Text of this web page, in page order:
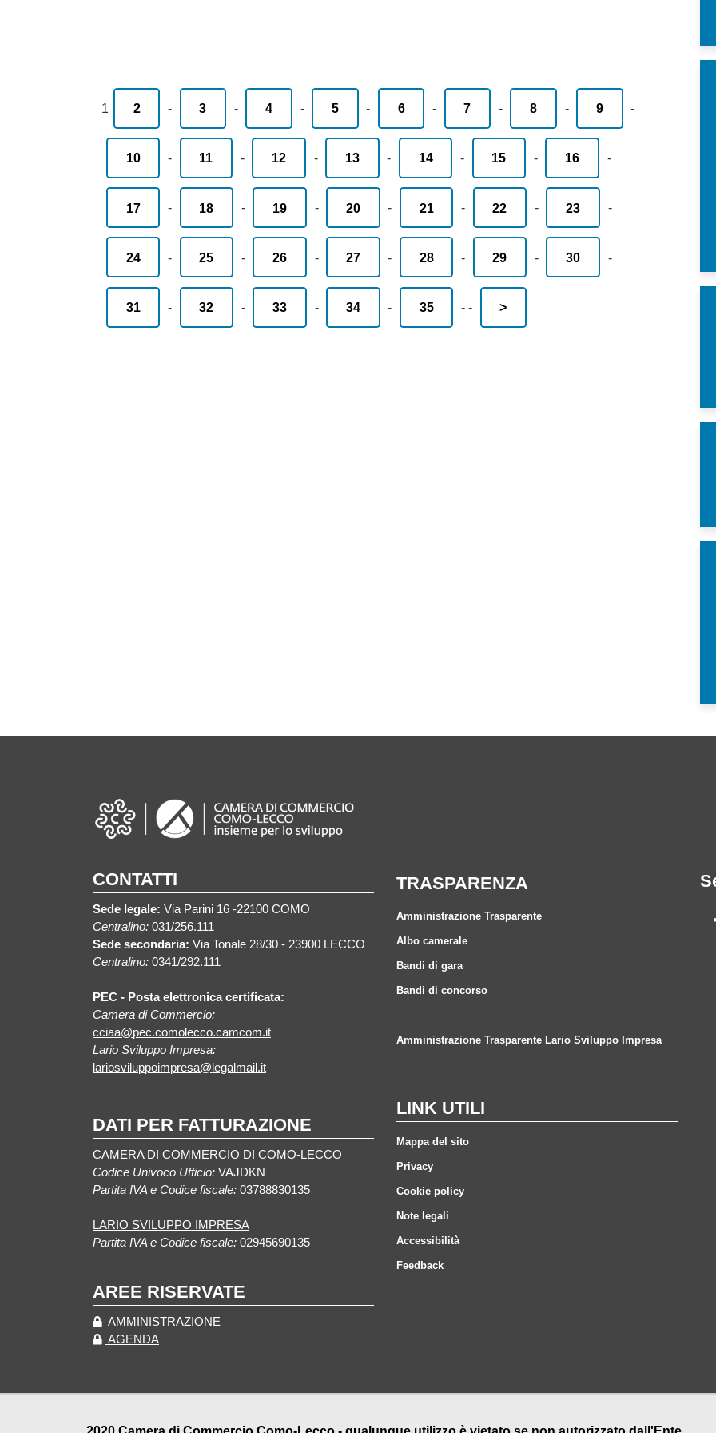
1 2 - 3 - 4 - 5 - 6 - 7 - 8 - 9 -
10 - 11 - 12 - 13 - 14 - 15 - 16 -
17 - 18 - 19 - 20 - 21 - 22 - 23 -
24 - 25 - 26 - 27 - 28 - 29 - 30 -
31 - 32 - 33 - 34 - 35 - - >
CONTATTI
Sede legale: Via Parini 16 -22100 COMO
Centralino: 031/256.111
Sede secondaria: Via Tonale 28/30 - 23900 LECCO
Centralino: 0341/292.111
PEC - Posta elettronica certificata:
Camera di Commercio:
cciaa@pec.comolecco.camcom.it
Lario Sviluppo Impresa:
lariosviluppoimpresa@legalmail.it
DATI PER FATTURAZIONE
CAMERA DI COMMERCIO DI COMO-LECCO
Codice Univoco Ufficio: VAJDKN
Partita IVA e Codice fiscale: 03788830135
LARIO SVILUPPO IMPRESA
Partita IVA e Codice fiscale: 02945690135
AREE RISERVATE
AMMINISTRAZIONE
AGENDA
TRASPARENZA
Amministrazione Trasparente
Albo camerale
Bandi di gara
Bandi di concorso
Amministrazione Trasparente Lario Sviluppo Impresa
LINK UTILI
Mappa del sito
Privacy
Cookie policy
Note legali
Accessibilità
Feedback